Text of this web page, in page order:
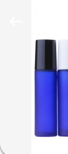
TRANG
PHẨM